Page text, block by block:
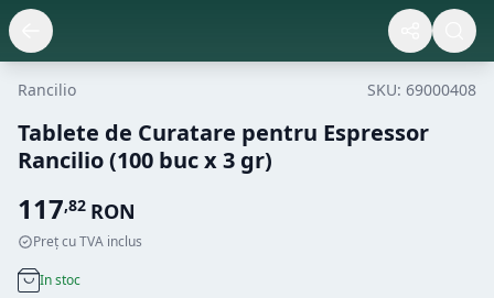
Rancilio SKU: 69000408
Tablete de Curatare pentru Espressor
Rancilio (100 buc x 3 gr)
117,82 RON
Preț cu TVA inclus
In stoc